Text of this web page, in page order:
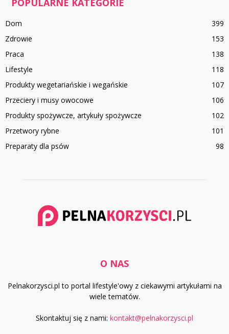
POPULARNE KATEGORIE
Dom
399
Zdrowie
153
Praca
138
Lifestyle
118
Produkty wegetariańskie i wegańskie
107
Przeciery i musy owocowe
106
Produkty spożywcze, artykuły spożywcze
102
Przetwory rybne
101
Preparaty dla psów
98
O NAS
Pelnakorzysci.pl to portal lifestyle'owy z ciekawymi artykułami na
wiele tematów.
Skontaktuj się z nami: kontakt@pelnakorzysci.pl